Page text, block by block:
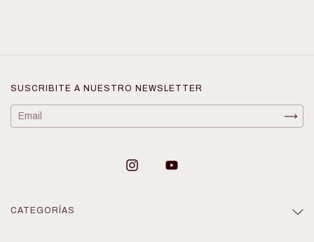
SUSCRIBITE A NUESTRO NEWSLETTER
CATEGORÍAS